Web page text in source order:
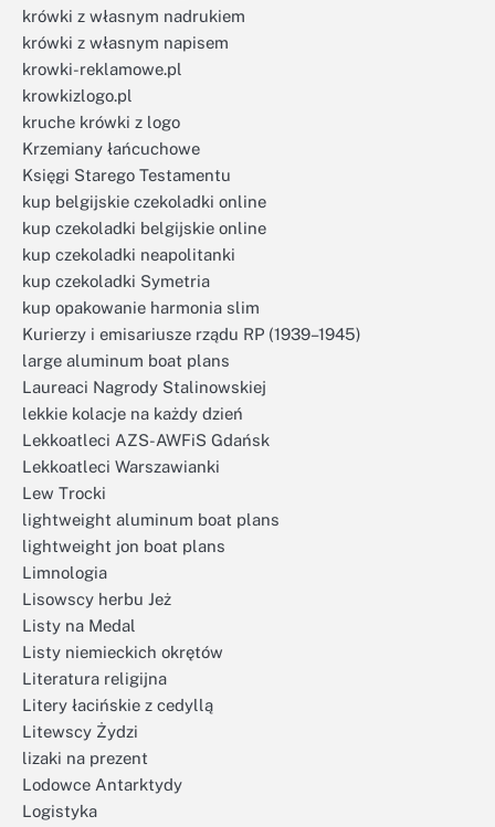
krówki z własnym nadrukiem
krówki z własnym napisem
krowki-reklamowe.pl
krowkizlogo.pl
kruche krówki z logo
Krzemiany łańcuchowe
Księgi Starego Testamentu
kup belgijskie czekoladki online
kup czekoladki belgijskie online
kup czekoladki neapolitanki
kup czekoladki Symetria
kup opakowanie harmonia slim
Kurierzy i emisariusze rządu RP (1939–1945)
large aluminum boat plans
Laureaci Nagrody Stalinowskiej
lekkie kolacje na każdy dzień
Lekkoatleci AZS-AWFiS Gdańsk
Lekkoatleci Warszawianki
Lew Trocki
lightweight aluminum boat plans
lightweight jon boat plans
Limnologia
Lisowscy herbu Jeż
Listy na Medal
Listy niemieckich okrętów
Literatura religijna
Litery łacińskie z cedyllą
Litewscy Żydzi
lizaki na prezent
Lodowce Antarktydy
Logistyka